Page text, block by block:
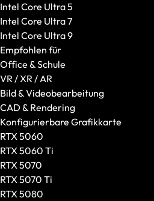
Intel Core Ultra 5
Intel Core Ultra 7
Intel Core Ultra 9
Empfohlen für
Office & Schule
VR / XR / AR
Bild & Videobearbeitung
CAD & Rendering
Konfigurierbare Grafikkarte
RTX 5060
RTX 5060 Ti
RTX 5070
RTX 5070 Ti
RTX 5080